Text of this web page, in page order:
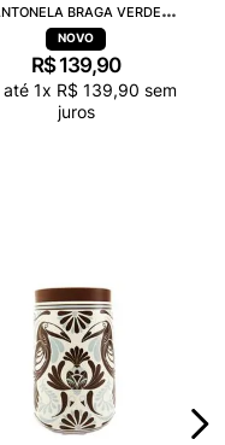
BRAGA VERDE
TRANSPARENTE 38263
R$ 139,90
até 1x R$ 139,90 sem
juros